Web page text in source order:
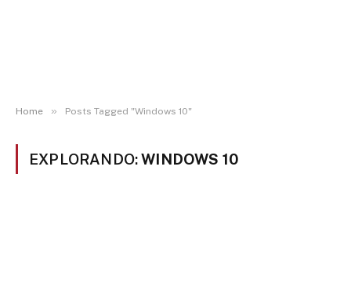
Home » Posts Tagged "Windows 10"
EXPLORANDO:WINDOWS 10